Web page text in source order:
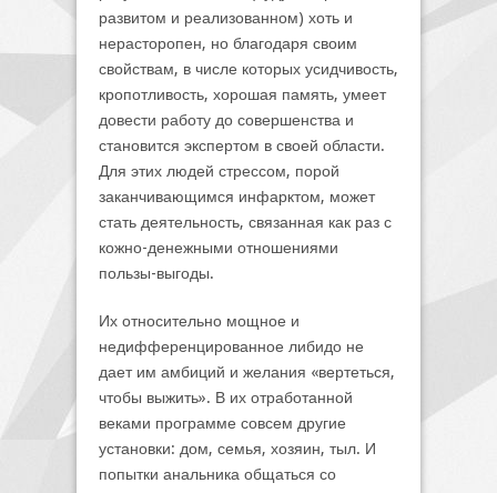
развитом и реализованном) хоть и
нерасторопен, но благодаря своим
свойствам, в числе которых усидчивость,
кропотливость, хорошая память, умеет
довести работу до совершенства и
становится экспертом в своей области.
Для этих людей стрессом, порой
заканчивающимся инфарктом, может
стать деятельность, связанная как раз с
кожно-денежными отношениями
пользы-выгоды.
Их относительно мощное и
недифференцированное либидо не
дает им амбиций и желания «вертеться,
чтобы выжить». В их отработанной
веками программе совсем другие
установки: дом, семья, хозяин, тыл. И
попытки анальника общаться со